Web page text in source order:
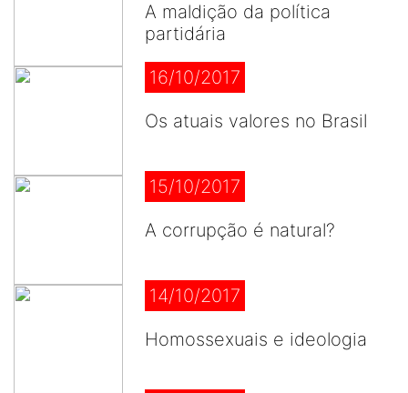
A maldição da política
partidária
16/10/2017
Os atuais valores no Brasil
15/10/2017
A corrupção é natural?
14/10/2017
Homossexuais e ideologia